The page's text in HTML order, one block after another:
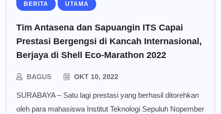
BERITA UTAMA
Tim Antasena dan Sapuangin ITS Capai
Prestasi Bergengsi di Kancah Internasional,
Berjaya di Shell Eco-Marathon 2022
BAGUS OKT 10, 2022
SURABAYA – Satu lagi prestasi yang berhasil ditorehkan
oleh para mahasiswa Institut Teknologi Sepuluh Nopember